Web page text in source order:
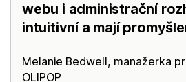
webu i administrační
intuitivní a mají
Melanie Bedwell, manažerka
OLIPOP